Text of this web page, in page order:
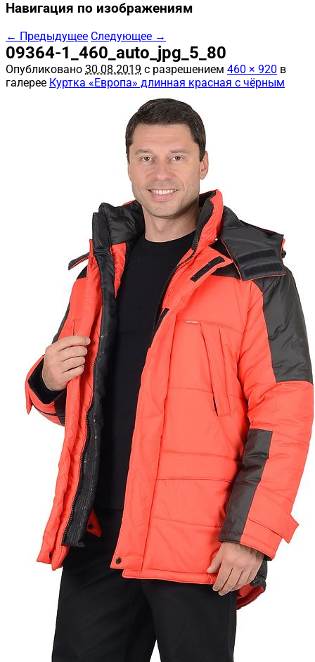
Навигация по изображениям
← Предыдущее Следующее →
09364-1_460_auto_jpg_5_80
Опубликовано 30.08.2019 с разрешением 460 × 920 в
галерее Куртка «Европа» длинная красная с чёрным